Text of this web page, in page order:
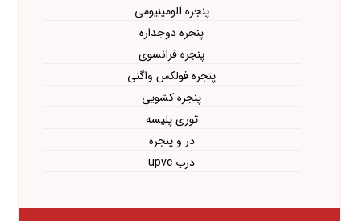
پنجره آلومینیومی
پنجره دوجداره
پنجره فرانسوی
پنجره فولکس واگنی
پنجره کشویی
توری پلیسه
در و پنجره
درب upvc